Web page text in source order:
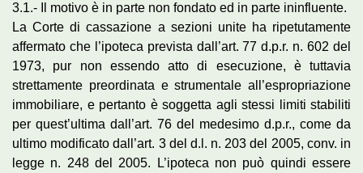
3.1.- Il motivo è in parte non fondato ed in parte ininfluente.
La Corte di cassazione a sezioni unite ha ripetutamente
affermato che l’ipoteca prevista dall’art. 77 d.p.r. n. 602 del
1973, pur non essendo atto di esecuzione, è tuttavia
strettamente preordinata e strumentale all’espropriazione
immobiliare, e pertanto è soggetta agli stessi limiti stabiliti
per quest’ultima dall’art. 76 del medesimo d.p.r., come da
ultimo modificato dall’art. 3 del d.l. n. 203 del 2005, conv. in
legge n. 248 del 2005. L’ipoteca non può quindi essere